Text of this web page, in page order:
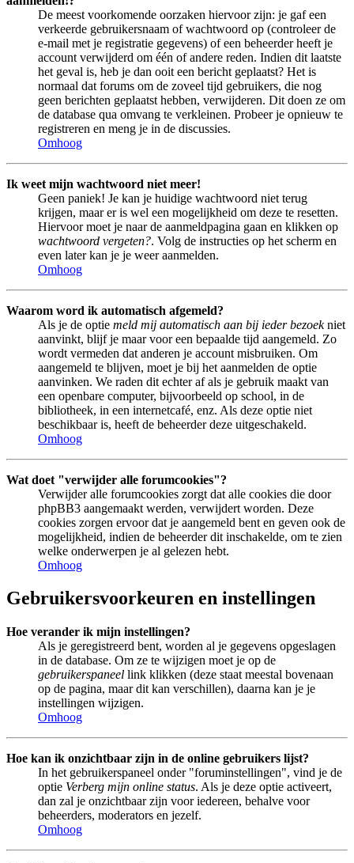
De meest voorkomende oorzaken hiervoor zijn: je gaf een
verkeerde gebruikersnaam of wachtwoord op (controleer de
e-mail met je registratie gegevens) of een beheerder heeft je
account verwijderd om één of andere reden. Indien dit laatste
het geval is, heb je dan ooit een bericht geplaatst? Het is
normaal dat forums om de zoveel tijd gebruikers, die nog
geen berichten geplaatst hebben, verwijderen. Dit doen ze om
de database qua omvang te verkleinen. Probeer je opnieuw te
registreren en meng je in de discussies.
Omhoog
Ik weet mijn wachtwoord niet meer!
Geen paniek! Je kan je huidige wachtwoord niet terug
krijgen, maar er is wel een mogelijkheid om deze te resetten.
Hiervoor moet je naar de aanmeldpagina gaan en klikken op
wachtwoord vergeten?. Volg de instructies op het scherm en
even later kan je je weer aanmelden.
Omhoog
Waarom word ik automatisch afgemeld?
Als je de optie meld mij automatisch aan bij ieder bezoekniet
aanvinkt, blijf je maar voor een bepaalde tijd aangemeld. Zo
wordt vermeden dat anderen je account misbruiken. Om
aangemeld te blijven, moet je bij het aanmelden de optie
aanvinken. We raden dit echter af als je gebruik maakt van
een openbare computer, bijvoorbeeld op school, in de
bibliotheek, in een internetcafé, enz. Als deze optie niet
beschikbaar is, heeft de beheerder deze uitgeschakeld.
Omhoog
Wat doet "verwijder alle forumcookies"?
Verwijder alle forumcookies zorgt dat alle cookies die door
phpBB3 aangemaakt werden, verwijdert worden. Deze
cookies zorgen ervoor dat je aangemeld bent en geven ook de
mogelijkheid, indien de beheerder dit inschakelde, om te zien
welke onderwerpen je al gelezen hebt.
Omhoog
Gebruikersvoorkeuren en instellingen
Hoe verander ik mijn instellingen?
Als je geregistreerd bent, worden al je gegevens opgeslagen
in de database. Om ze te wijzigen moet je op de
gebruikerspaneel link klikken (deze staat meestal bovenaan
op de pagina, maar dit kan verschillen), daarna kan je je
instellingen wijzigen.
Omhoog
Hoe kan ik onzichtbaar zijn in de online gebruikers lijst?
In het gebruikerspaneel onder "foruminstellingen", vind je de
optie Verberg mijn online status. Als je deze optie activeert,
dan zal je onzichtbaar zijn voor iedereen, behalve voor
beheerders, moderators en jezelf.
Omhoog